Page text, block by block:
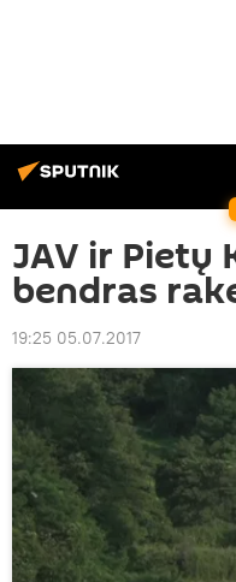
JAV ir Pietų
bendras
19:25 05.07.2017